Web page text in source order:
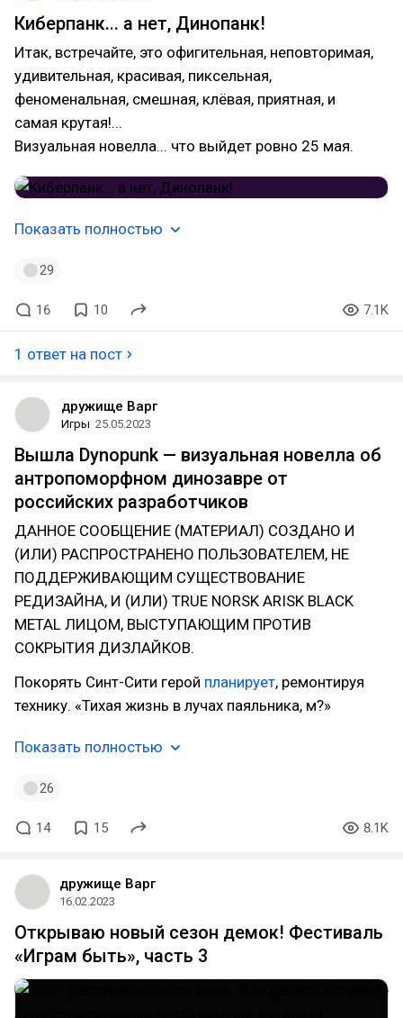
Киберпанк... а нет, Динопанк!
Итак, встречайте, это офигительная, неповторимая,
удивительная, красивая, пиксельная,
феноменальная, смешная, клёвая, приятная, и
самая крутая!...
Визуальная новелла... что выйдет ровно 25 мая.
Показать полностью
29
16 10 7.1K
1 ответ на пост
дружище Варг
Игры 25.05.2023
Вышла Dynopunk — визуальная новелла об
антропоморфном динозавре от
российских разработчиков
ДАННОЕ СООБЩЕНИЕ (МАТЕРИАЛ) СОЗДАНО И
(ИЛИ) РАСПРОСТРАНЕНО ПОЛЬЗОВАТЕЛЕМ, НЕ
ПОДДЕРЖИВАЮЩИМ СУЩЕСТВОВАНИЕ
РЕДИЗАЙНА, И (ИЛИ) TRUE NORSK ARISK BLACK
METAL ЛИЦОМ, ВЫСТУПАЮЩИМ ПРОТИВ
СОКРЫТИЯ ДИЗЛАЙКОВ.
Покорять Синт-Сити герой планирует, ремонтируя
технику. «Тихая жизнь в лучах паяльника, м?»
Показать полностью
26
14 15 8.1K
дружище Варг
16.02.2023
Открываю новый сезон демок! Фестиваль
«Играм быть», часть 3